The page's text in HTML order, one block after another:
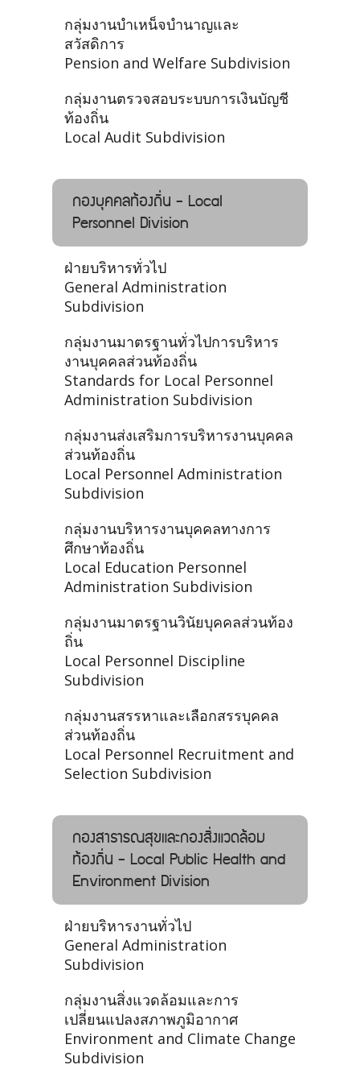
กลุ่มงานบำเหน็จบำนาญและ
สวัสดิการ
Pension and Welfare Subdivision
กลุ่มงานตรวจสอบระบบการเงินบัญชี
ท้องถิ่น
Local Audit Subdivision
กองบุคคลท้องถิ่น - Local
Personnel Division
ฝ่ายบริหารทั่วไป
General Administration
Subdivision
กลุ่มงานมาตรฐานทั่วไปการบริหาร
งานบุคคลส่วนท้องถิ่น
Standards for Local Personnel
Administration Subdivision
กลุ่มงานส่งเสริมการบริหารงานบุคคล
ส่วนท้องถิ่น
Local Personnel Administration
Subdivision
กลุ่มงานบริหารงานบุคคลทางการ
ศึกษาท้องถิ่น
Local Education Personnel
Administration Subdivision
กลุ่มงานมาตรฐานวินัยบุคคลส่วนท้อง
ถิ่น
Local Personnel Discipline
Subdivision
กลุ่มงานสรรหาและเลือกสรรบุคคล
ส่วนท้องถิ่น
Local Personnel Recruitment and
Selection Subdivision
กองสาธารณสุขและกองสิ่งแวดล้อม
ท้องถิ่น - Local Public Health and
Environment Division
ฝ่ายบริหารงานทั่วไป
General Administration
Subdivision
กลุ่มงานสิ่งแวดล้อมและการ
เปลี่ยนแปลงสภาพภูมิอากาศ
Environment and Climate Change
Subdivision